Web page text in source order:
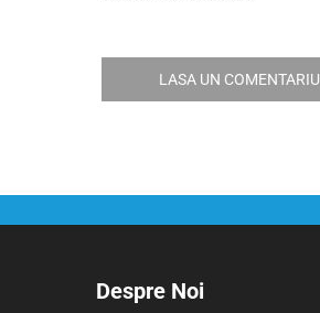
LASA UN COMENTARIU
Despre Noi